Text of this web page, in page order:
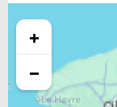
+
−